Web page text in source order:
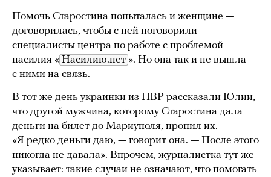
Помочь Старостина попыталась и женщине —
договорилась, чтобы с ней поговорили
специалисты центра по работе с проблемой
насилия « Насилию.нет ». Но она так и не вышла
с ними на связь.
В тот же день украинки из ПВР рассказали Юлии,
что другой мужчина, которому Старостина дала
деньги на билет до Мариуполя, пропил их.
«Я редко деньги даю, — говорит она. — После этого
никогда не давала». Впрочем, журналистка тут же
указывает: такие случаи не означают, что помогать